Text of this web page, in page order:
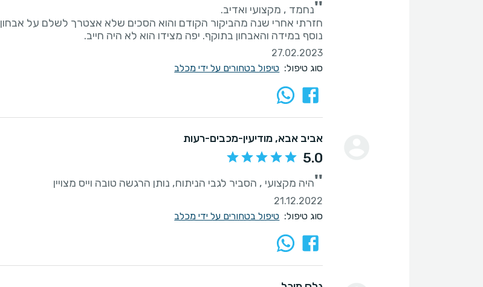
''
חזרתי אחרי שנה מהביקור הקודם והוא הסכים שלא אצטרך לשלם על אבחון
נוסף במידה והאבחון בתוקף. יפה מצידו הוא לא היה חייב.
27.02.2023
סוג טיפול: טיפול בטחורים על ידי מכלב
אביב אבא, מודיעין-מכבים-רעות
5.0
''היה מקצועי , הסביר לגבי הניתוח, נותן הרגשה טובה וייס מצויין
21.12.2022
סוג טיפול: טיפול בטחורים על ידי מכלב